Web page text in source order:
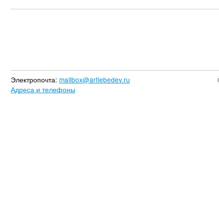
Электропочта: mailbox@artlebedev.ru
Адреса и телефоны